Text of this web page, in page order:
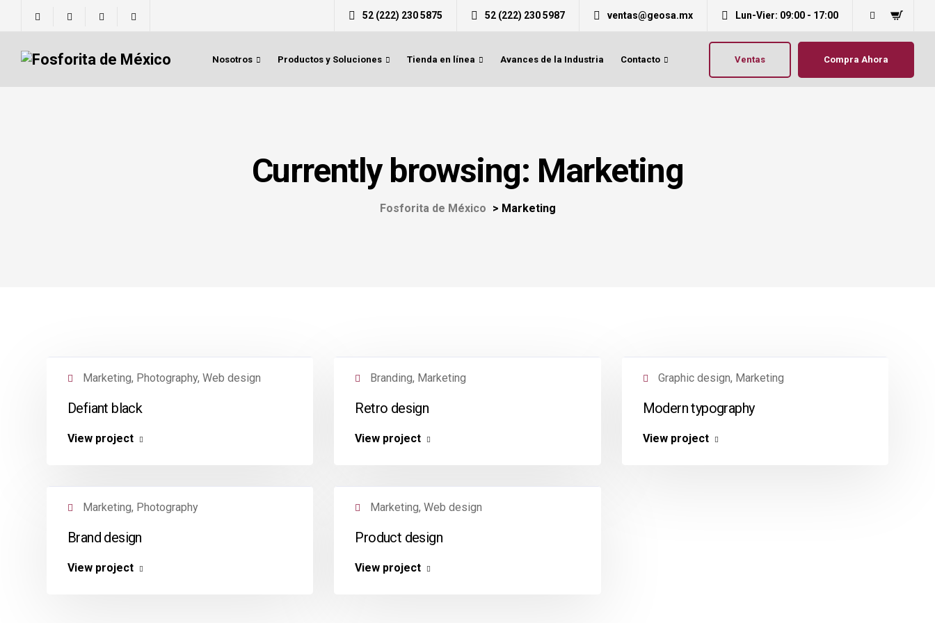
52 (222) 230 5875 52 (222) 230 5987 ventas@geosa.mx Lun-Vier: 09:00 - 17:00
Nosotros Productos y Soluciones Tienda en línea Avances de la Industria Contacto Ventas Compra Ahora
Currently browsing: Marketing
Fosforita de México > Marketing
Marketing, Photography, Web design
Defiant black
View project
Branding, Marketing
Retro design
View project
Graphic design, Marketing
Modern typography
View project
Marketing, Photography
Brand design
View project
Marketing, Web design
Product design
View project
Desde hace 50 años somos el
Avenida Gloria #315, Libertad, Puebla, Pue.